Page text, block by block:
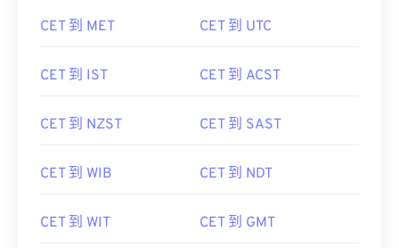
CET 到 MET CET 到 UTC
CET 到 IST CET 到 ACST
CET 到 NZST CET 到 SAST
CET 到 WIB CET 到 NDT
CET 到 WIT CET 到 GMT